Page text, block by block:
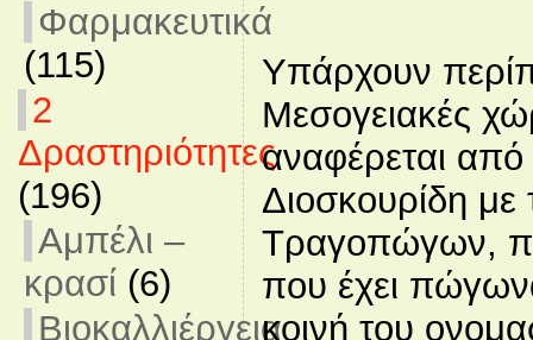
Φαρμακευτικά
(115)
2
Δραστηριότητες
(196)
Αμπέλι –
κρασί (6)
Βιοκαλλιέργεια
Υπάρχουν
Μεσογειακές
αναφέρεται
Διοσκουρίδη με
Τραγοπώγων,
που έχει
κοινή του